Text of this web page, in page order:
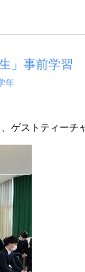
」事前学習
年
ストティーチ